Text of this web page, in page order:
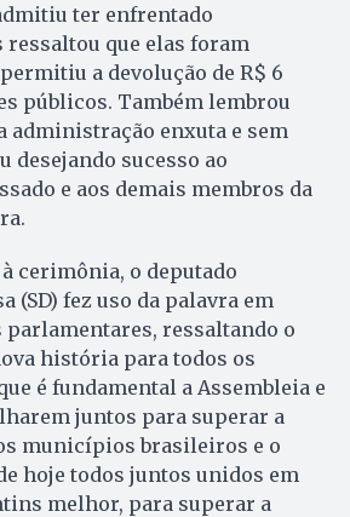
ter enfrentado
ressaltou que elas foram
a devolução de R$ 6
públicos. Também lembrou
administração enxuta e sem
desejando sucesso ao
e aos demais membros da
cerimônia, o deputado
(SD) fez uso da palavra em
parlamentares, ressaltando o
história para todos os
é fundamental a Assembleia e
juntos para superar a
municípios brasileiros e o
hoje todos juntos unidos em
melhor, para superar a